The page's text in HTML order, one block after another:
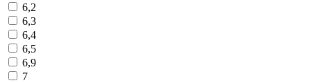
6,2
6,3
6,4
6,5
6,9
7